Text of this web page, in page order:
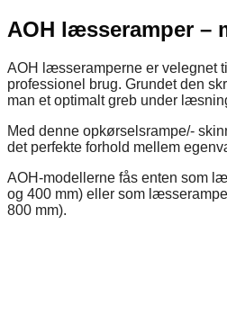
AOH læsseramper –
AOH læsseramperne er velegnet
professionel brug. Grundet den
man et optimalt greb under
Med denne opkørselsrampe/-
det perfekte forhold mellem
AOH-modellerne fås enten som
og 400 mm) eller som
800 mm).